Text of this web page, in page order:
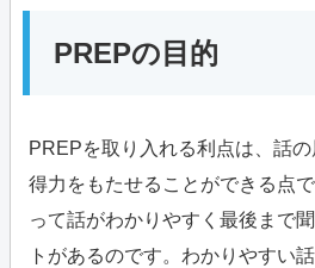
PREPの目的
PREPを取り入れる利点は、話
得力をもたせることができる点
って話がわかりやすく最後まで
トがあるのです。わかりやすい